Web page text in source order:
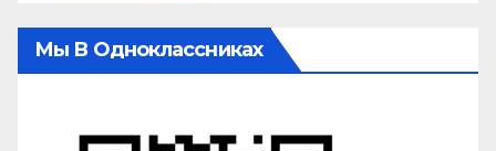
Мы В Одноклассниках